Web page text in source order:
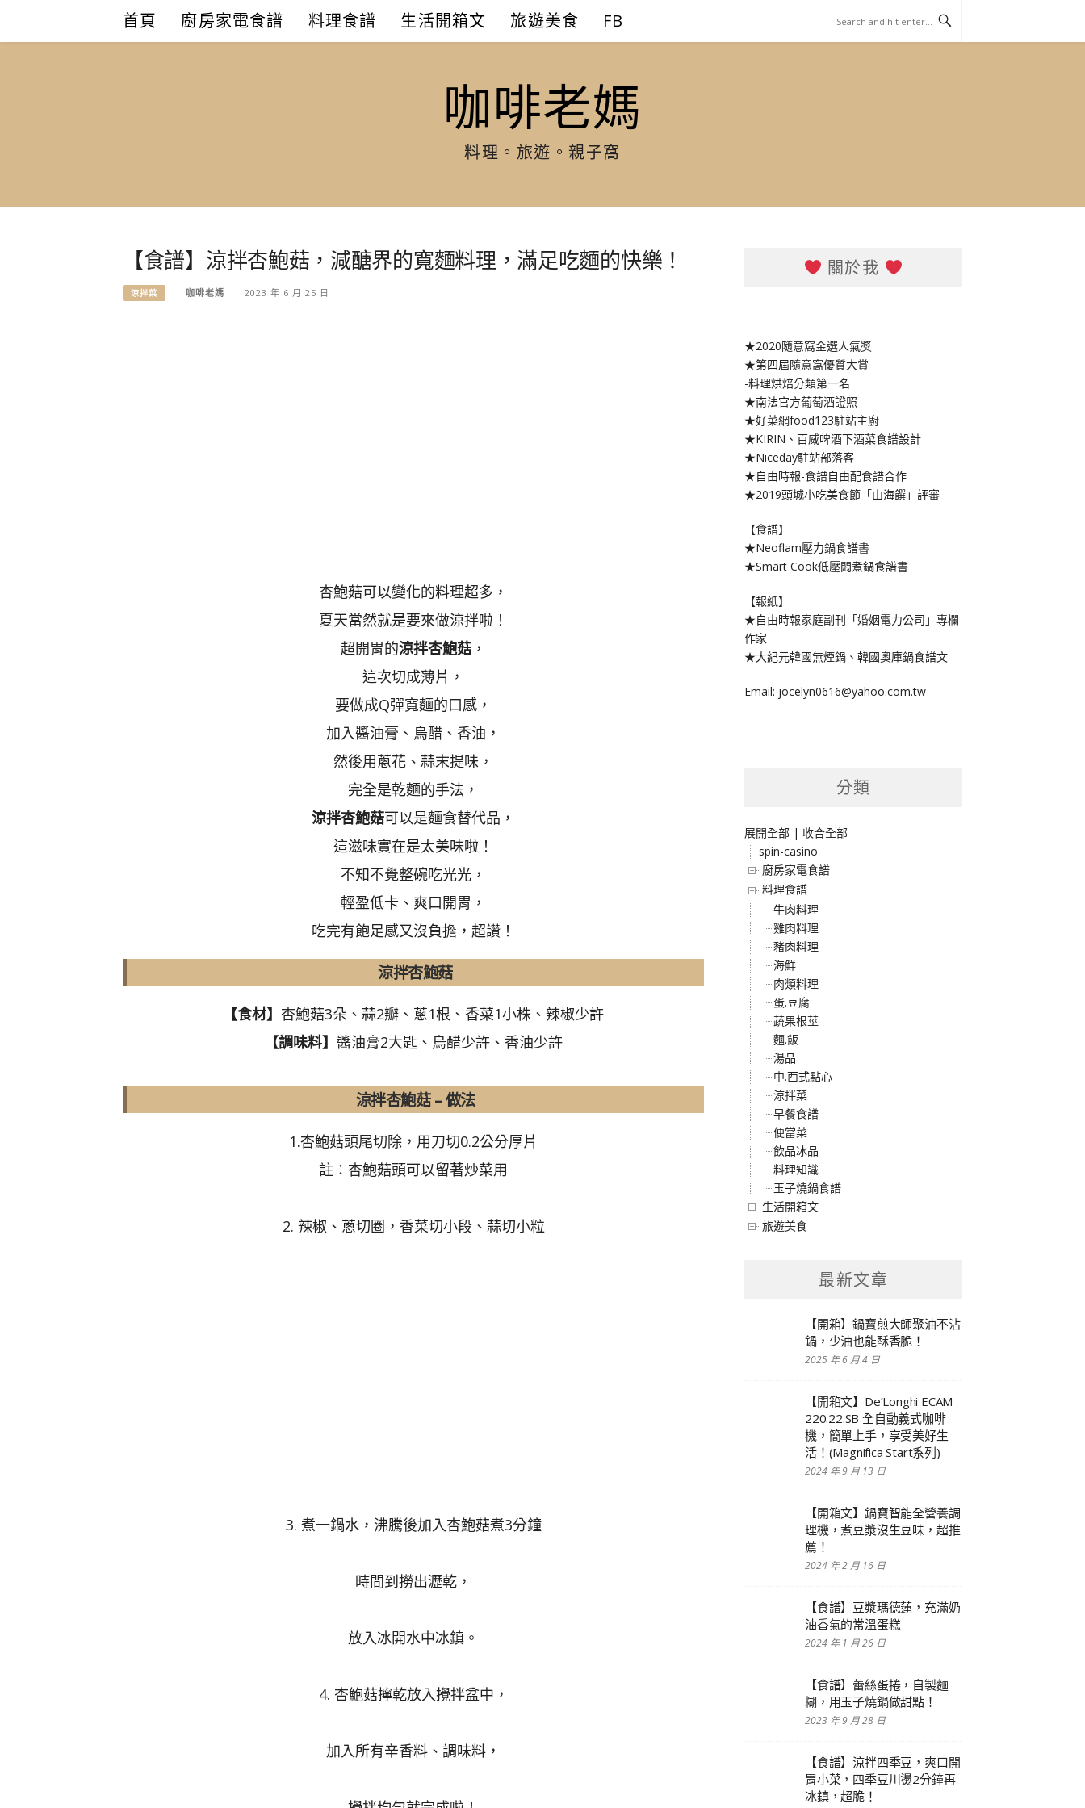
content
首頁 廚房家電食譜 料理食譜 生活開箱文 旅遊美食 FB
咖啡老媽
料理。旅遊。親子窩
【食譜】涼拌杏鮑菇，減醣界的寬麵料理，滿足吃麵的快樂！
涼拌菜 咖啡老媽 2023 年 6 月 25 日
杏鮑菇可以變化的料理超多，
夏天當然就是要來做涼拌啦！
超開胃的涼拌杏鮑菇 ，
這次切成薄片，
要做成Q彈寬麵的口感，
加入醬油膏、烏醋、香油，
然後用蔥花、蒜末提味，
完全是乾麵的手法，
涼拌杏鮑菇可以是麵食替代品，
這滋味實在是太美味啦！
不知不覺整碗吃光光，
輕盈低卡、爽口開胃，
吃完有飽足感又沒負擔，超讚！
涼拌杏鮑菇
【食材】 杏鮑菇3朵、蒜2瓣、蔥1根、香菜1小株、辣椒少許
【調味料】 醬油膏2大匙、烏醋少許、香油少許
涼拌杏鮑菇 – 做法
1.杏鮑菇頭尾切除，用刀切0.2公分厚片
註：杏鮑菇頭可以留著炒菜用
2. 辣椒、蔥切圈，香菜切小段、蒜切小粒
3. 煮一鍋水，沸騰後加入杏鮑菇煮3分鐘
時間到撈出瀝乾，
放入冰開水中冰鎮。
4. 杏鮑菇擰乾放入攪拌盆中，
加入所有辛香料、調味料，
關於我
★2020隨意窩金選人氣獎
★第四屆隨意窩優質大賞
-料理烘焙分類第一名
★南法官方葡萄酒證照
★好菜網food123駐站主廚
★KIRIN、百威啤酒下酒菜食譜設計
★Niceday駐站部落客
★自由時報-食譜自由配食譜合作
★2019頭城小吃美食節「山海饌」評審
【食譜】
★Neoflam壓力鍋食譜書
★Smart Cook低壓悶煮鍋食譜書
【報紙】
★自由時報家庭副刊「婚姻電力公司」專欄
作家
★大紀元韓國無煙鍋、韓國奧庫鍋食譜文
Email: jocelyn0616@yahoo.com.tw
分類
展開全部 | 收合全部
spin-casino
廚房家電食譜
料理食譜
牛肉料理
雞肉料理
豬肉料理
海鮮
肉類料理
蛋.豆腐
蔬果根莖
麵.飯
湯品
中.西式點心
涼拌菜
早餐食譜
便當菜
飲品冰品
料理知識
玉子燒鍋食譜
生活開箱文
旅遊美食
最新文章
【開箱】鍋寶煎大師聚油不沾
鍋，少油也能酥香脆！
2025 年 6 月 4 日
【開箱文】De’Longhi ECAM
220.22.SB 全自動義式咖啡
機，簡單上手，享受美好生
活！(Magnifica Start系列)
2024 年 9 月 13 日
【開箱文】鍋寶智能全營養調
理機，煮豆漿沒生豆味，超推
薦！
2024 年 2 月 16 日
【食譜】豆漿瑪德蓮，充滿奶
油香氣的常溫蛋糕
2024 年 1 月 26 日
【食譜】蕾絲蛋捲，自製麵
糊，用玉子燒鍋做甜點！
2023 年 9 月 28 日
【食譜】涼拌四季豆，爽口開
胃小菜，四季豆川燙2分鐘再
冰鎮，超脆！